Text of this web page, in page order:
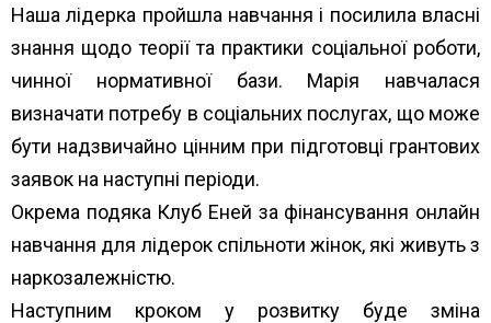
Наша лідерка пройшла навчання і посилила власні
знання щодо теорії та практики соціальної роботи,
чинної нормативної бази. Марія навчалася
визначати потребу в соціальних послугах, що може
бути надзвичайно цінним при підготовці грантових
заявок на наступні періоди.
Окрема подяка Клуб Еней за фінансування онлайн
навчання для лідерок спільноти жінок, які живуть з
наркозалежністю.
Наступним кроком у розвитку буде зміна